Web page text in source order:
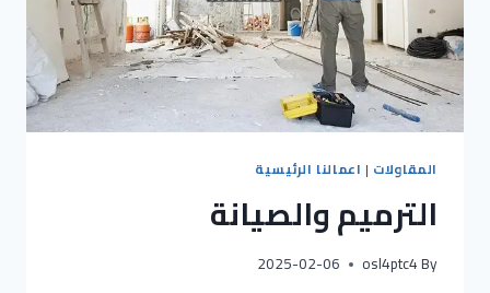
المقاولات | اعمالنا الرئيسية
الترميم والصيانة
By
osl4ptc4
2025-02-06